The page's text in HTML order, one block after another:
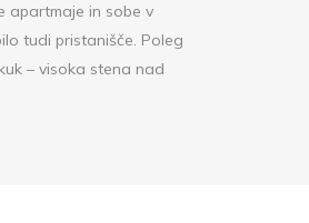
apartmaje in sobe v
tudi pristanišče. Poleg
– visoka stena nad